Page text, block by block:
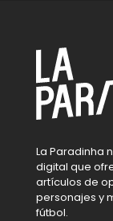
La Paradinha
digital que
artículos de
personajes y
fútbol.